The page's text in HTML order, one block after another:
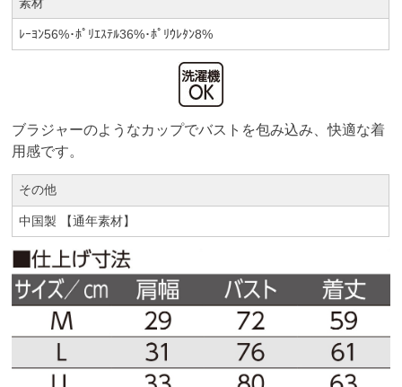
ﾚｰﾖﾝ56%･ﾎﾟﾘｴｽﾃﾙ36%･ﾎﾟﾘｳﾚﾀﾝ8%
ブラジャーのようなカップでバストを包み込み、快適な着
用感です。
その他
中国製 【通年素材】